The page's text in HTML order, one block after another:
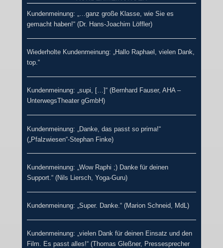
Kundenmeinung: „…ganz große Klasse, wie Sie es
gemacht haben!“ (Dr. Hans-Joachim Löffler)
Wiederholte Kundenmeinung: „Hallo Raphael, vielen Dank,
top.“
Kundenmeinung: „supi, […]“ (Bernhard Fauser, AHA –
UnterwegsTheater gGmbH)
Kundenmeinung: „Danke, das passt so prima!“
(„Pfalzwiesen“-Stephan Finke)
Kundenmeinung: „Wow Raphi ;) Danke für deinen
Support.“ (Nils Liersch, Yoga-Guru)
Kundenmeinung: „Super. Danke.“ (Marion Schneid, MdL)
Kundenmeinung: „vielen Dank für deinen Einsatz und den
Film. Es passt alles!“ (Thomas Gleßner, Pressesprecher